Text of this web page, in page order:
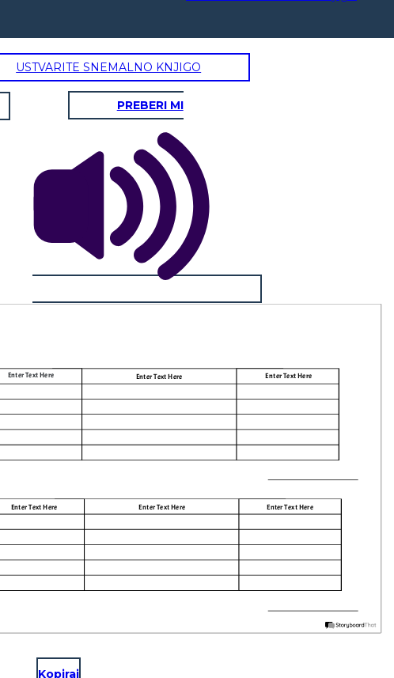
USTVARITE SNEMALNO KNJIGO
PREBERI MI
Enter Text Here
Enter Text Here
Enter Text Here
Enter Text Here
Enter Text Here
Enter Text Here
Kopiraj